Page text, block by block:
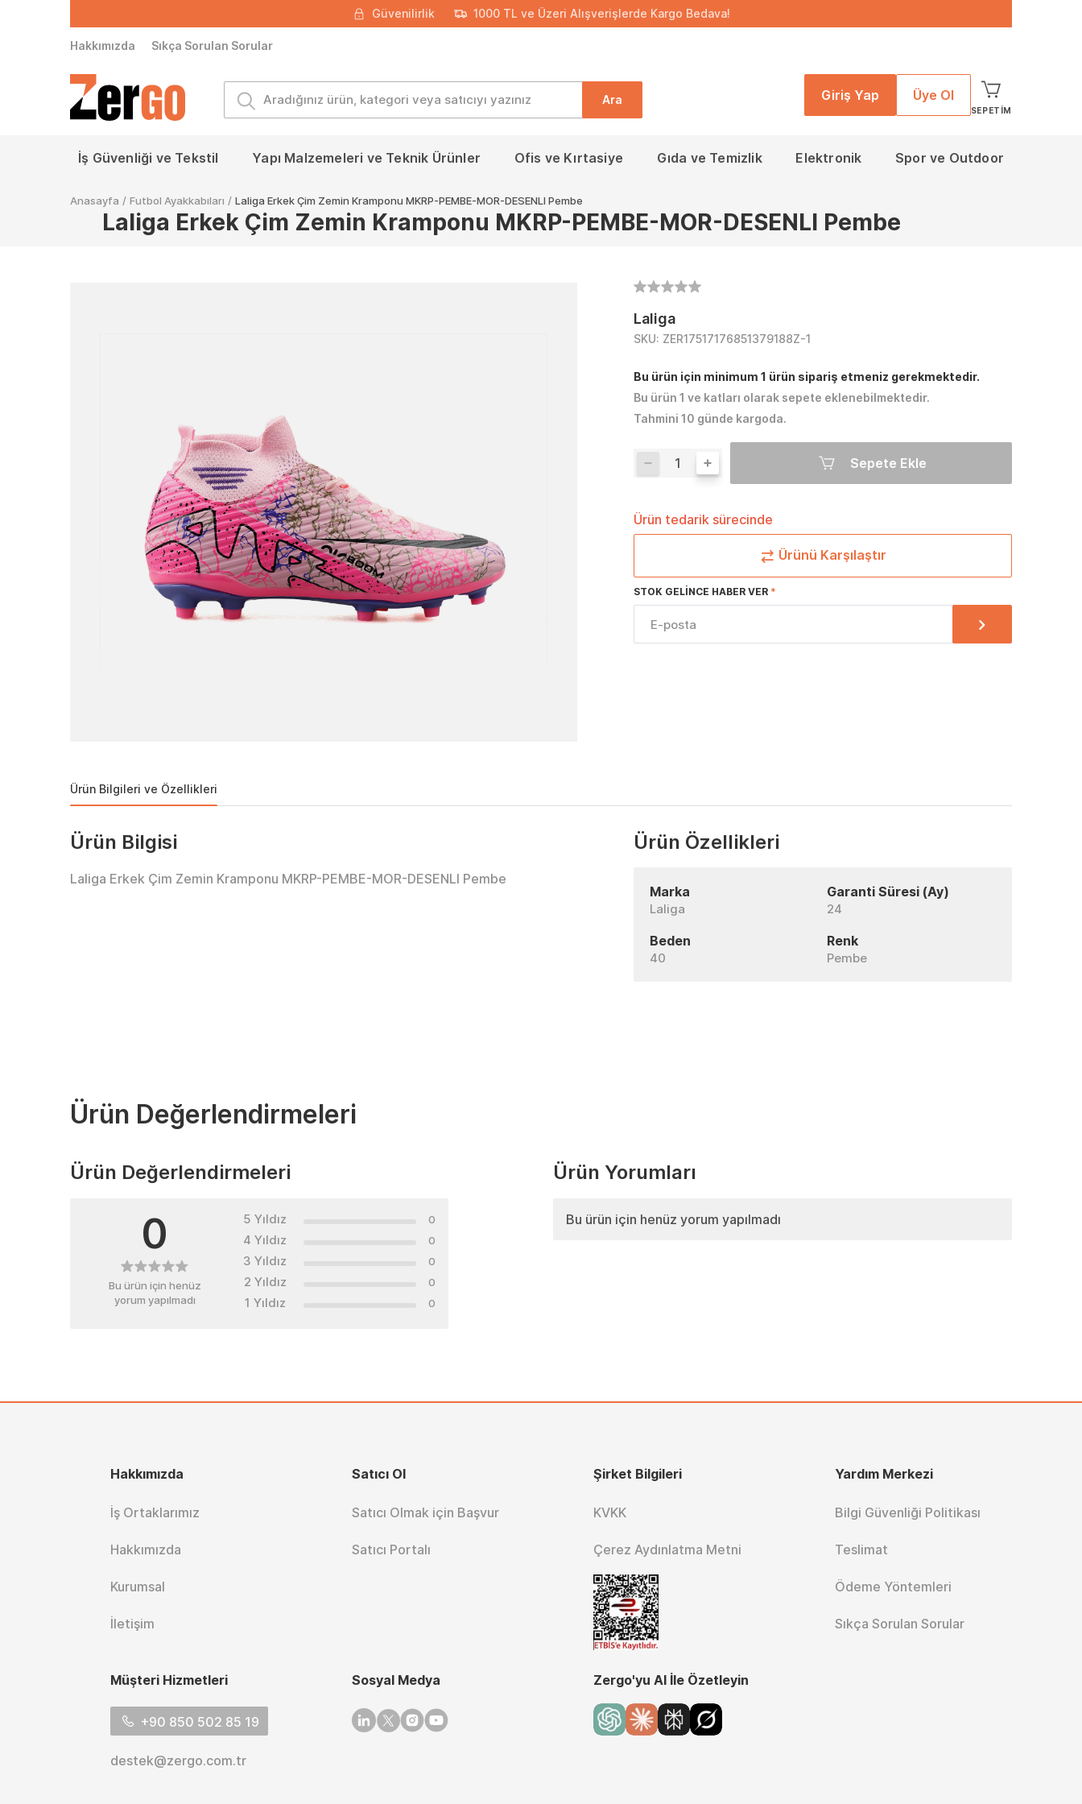
Güvenilirlik 1000 TL ve Üzeri Alışverişlerde Kargo Bedava!
Hakkımızda Sıkça Sorulan Sorular
Ara Giriş Yap Üye Ol
SEPETIM
İş Güvenliği ve Tekstil Yapı Malzemeleri ve Teknik Ürünler Ofis ve Kırtasiye Gıda ve Temizlik Elektronik Spor ve Outdoor
Anasayfa / Futbol Ayakkabıları / Laliga Erkek Çim Zemin Kramponu MKRP-PEMBE-MOR-DESENLI Pembe
Laliga Erkek Çim Zemin Kramponu MKRP-PEMBE-MOR-DESENLI Pembe
Laliga
SKU: ZER17517176851379188Z-1
Bu ürün için minimum 1 ürün sipariş etmeniz gerekmektedir.
Bu ürün 1 ve katları olarak sepete eklenebilmektedir.
Tahmini 10 günde kargoda.
Sepete Ekle
Ürün tedarik sürecinde
Ürünü Karşılaştır
STOK GELINCE HABER VER
Ürün Bilgileri ve Özellikleri
Ürün Bilgisi
Laliga Erkek Çim Zemin Kramponu MKRP-PEMBE-MOR-DESENLI Pembe
Ürün Özellikleri
Marka
Laliga
Garanti Süresi (Ay)
24
Beden
40
Renk
Pembe
Ürün Değerlendirmeleri
Ürün Değerlendirmeleri
0
Bu ürün için henüz
yorum yapılmadı
5 Yıldız 0
4 Yıldız 0
3 Yıldız 0
2 Yıldız 0
1 Yıldız 0
Ürün Yorumları
Bu ürün için henüz yorum yapılmadı
Hakkımızda
İş Ortaklarımız
Hakkımızda
Kurumsal
İletişim
Satıcı Ol
Satıcı Olmak için Başvur
Satıcı Portalı
Şirket Bilgileri
KVKK
Çerez Aydınlatma Metni
Yardım Merkezi
Bilgi Güvenliği Politikası
Teslimat
Ödeme Yöntemleri
Sıkça Sorulan Sorular
Müşteri Hizmetleri
+90 850 502 85 19
destek@zergo.com.tr
Sosyal Medya
Linkedin
TwitterInstagram
Youtube
Zergo'yu AI İle Özetleyin